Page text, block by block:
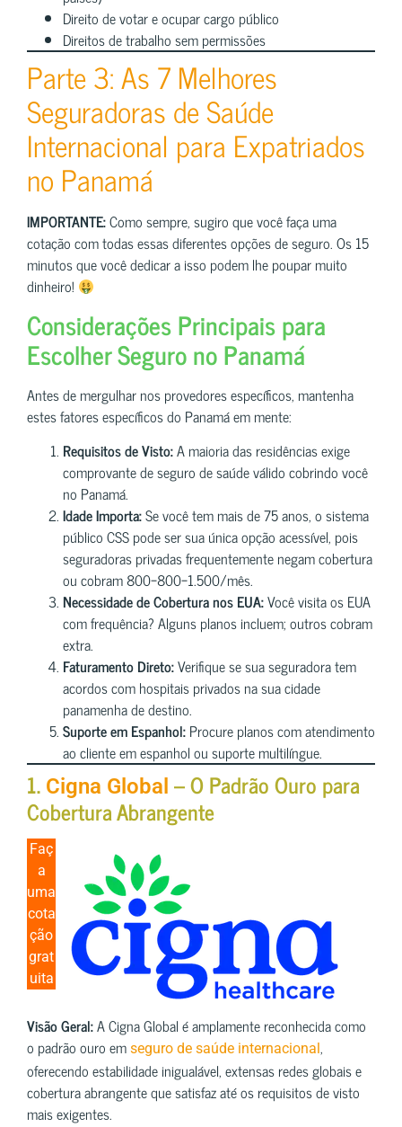
Direito de votar e ocupar cargo público
Direitos de trabalho sem permissões
Parte 3: As 7 Melhores
Seguradoras de Saúde
Internacional para Expatriados
no Panamá
IMPORTANTE:Como sempre, sugiro que você faça uma
cotação com todas essas diferentes opções de seguro. Os 15
minutos que você dedicar a isso podem lhe poupar muito
dinheiro!
Considerações Principais para
Escolher Seguro no Panamá
Antes de mergulhar nos provedores específicos, mantenha
estes fatores específicos do Panamá em mente:
Requisitos de Visto:A maioria das residências exige
comprovante de seguro de saúde válido cobrindo você
no Panamá.
Idade Importa:Se você tem mais de 75 anos, o sistema
público CSS pode ser sua única opção acessível, pois
seguradoras privadas frequentemente negam cobertura
ou cobram 800−800−1.500/mês.
Necessidade de Cobertura nos EUA:Você visita os EUA
com frequência? Alguns planos incluem; outros cobram
extra.
Faturamento Direto:Verifique se sua seguradora tem
acordos com hospitais privados na sua cidade
panamenha de destino.
Suporte em Espanhol:Procure planos com atendimento
ao cliente em espanhol ou suporte multilíngue.
1. Cigna Global – O Padrão Ouro para
Cobertura Abrangente
Faç
a
uma
cota
ção
grat
uita
Visão Geral:A Cigna Global é amplamente reconhecida como
o padrão ouro em seguro de saúde internacional ,
oferecendo estabilidade inigualável, extensas redes globais e
cobertura abrangente que satisfaz até os requisitos de visto
mais exigentes.